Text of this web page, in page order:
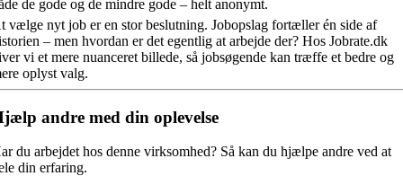
de gode og de mindre gode – helt anonymt.
vælge nyt job er en stor beslutning. Jobopslag fortæller én side af
– men hvordan er det egentlig at arbejde der? Hos Jobrate.dk
vi et mere nuanceret billede, så jobsøgende kan træffe et bedre og
oplyst valg.
andre med din oplevelse
du arbejdet hos denne virksomhed? Så kan du hjælpe andre ved at
din erfaring.